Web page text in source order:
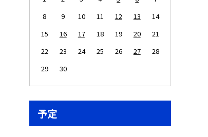
8
9 10 11 12 13
14
15
16 17 18 19 20
21
22
23 24 25 26 27
28
29
30
予定